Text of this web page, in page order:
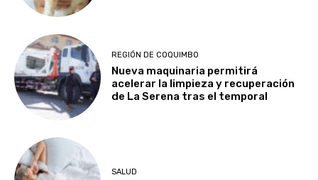
REGIÓN DE COQUIMBO
Nueva maquinaria permitirá
acelerar la limpieza y recuperación
de La Serena tras el temporal
SALUD